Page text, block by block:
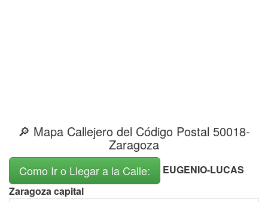
🔎 Mapa Callejero del Código Postal 50018-
Zaragoza
Como Ir o Llegar a la Calle:
EUGENIO-LUCAS
Zaragoza capital